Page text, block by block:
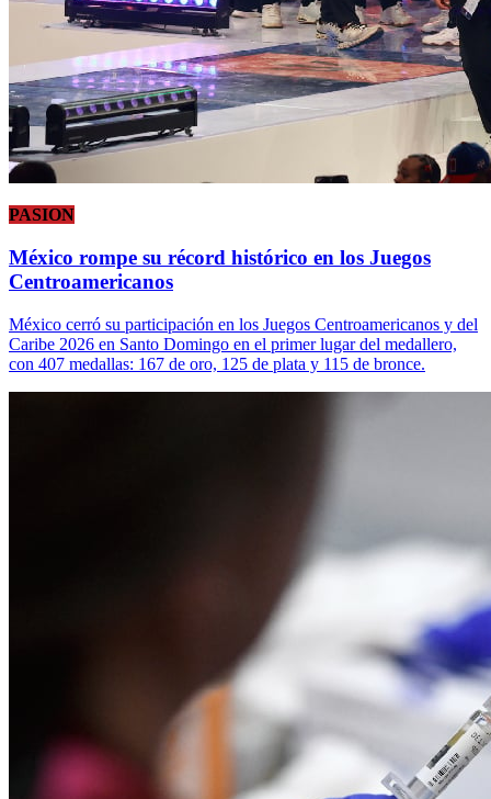
PASION
México rompe su récord histórico en los Juegos
Centroamericanos
México cerró su participación en los Juegos Centroamericanos y del
Caribe 2026 en Santo Domingo en el primer lugar del medallero,
con 407 medallas: 167 de oro, 125 de plata y 115 de bronce.